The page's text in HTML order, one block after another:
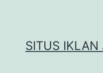
SITUS IKLAN